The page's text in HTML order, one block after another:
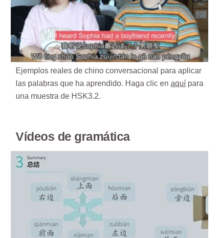
Ejemplos reales de chino conversacional para aplicar
las palabras que ha aprendido. Haga clic enaquí para
una muestra de HSK3.2.
Vídeos de gramática